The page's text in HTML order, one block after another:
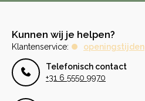
Kunnen wij je helpen?
Klantenservice: openingstijden
Telefonisch contact
+31 6 5550 9970